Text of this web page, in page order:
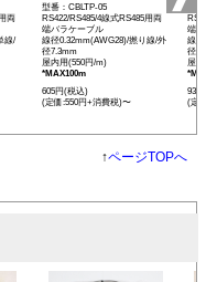
両
線/
型番：CBLTP-05
RS422/RS485/4線式RS485用両
端バラケーブル
線径0.32mm(AWG28)/撚り線/外
径7.3mm
屋内用(550円/m)
*MAX100m
605円(税込)
(定価:550円+消費税)〜
端
線
径
屋
935
(定
↑ページTOPへ